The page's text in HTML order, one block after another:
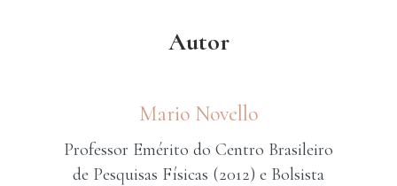
Autor
Mario Novello
Professor Emérito do Centro Brasileiro
de Pesquisas Físicas (2012) e Bolsista